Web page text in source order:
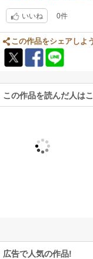
いいね 0件
この作品をシェアしよう
この作品を読んだ人は
広告で人気の作品!